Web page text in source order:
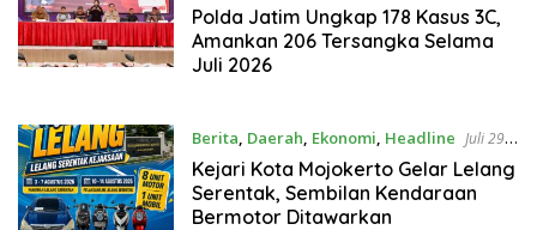
Agustus 1, 2026
Polda Jatim Ungkap 178 Kasus 3C,
Amankan 206 Tersangka Selama
Juli 2026
Berita, Daerah, Ekonomi, Headline Juli 29,
2026
Kejari Kota Mojokerto Gelar Lelang
Serentak, Sembilan Kendaraan
Bermotor Ditawarkan